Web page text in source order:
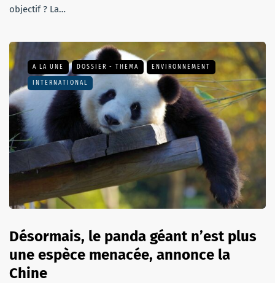
objectif ? La…
A LA UNE DOSSIER - THEMA ENVIRONNEMENT
INTERNATIONAL
Désormais, le panda géant n’est plus
une espèce menacée, annonce la
Chine